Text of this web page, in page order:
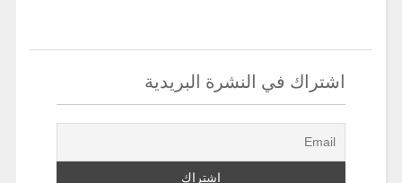
اشتراك في النشرة البريدية